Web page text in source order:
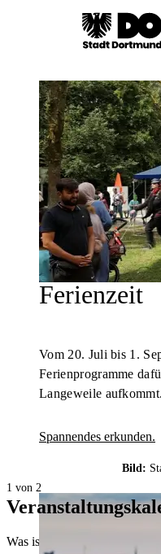
Ferienzeit
Vom 20. Juli bis 1.
Ferienprogramme
Langeweile aufkommt.
Spannendes erkunden.
Bild:
1 von 2
Was ist heute in Dortmund